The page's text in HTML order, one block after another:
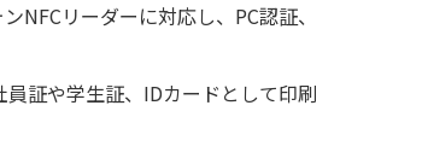
リーダーに対応し、PC認証、
証や学生証、IDカードとして印刷